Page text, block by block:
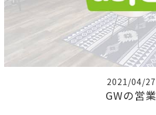
2021/04/27
GWの営業